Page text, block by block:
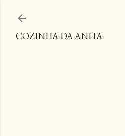
COZINHA DA ANITA